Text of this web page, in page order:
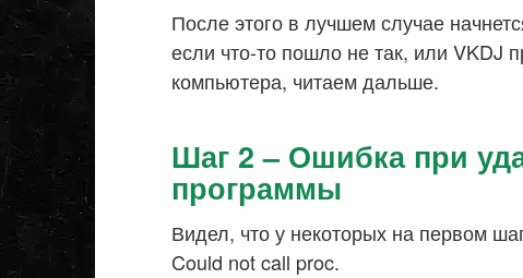
После этого в лучшем случае
если что-то пошло не так, или VKDJ
компьютера, читаем дальше.
Шаг 2 – Ошибка при
программы
Видел, что у некоторых на первом
Could not call proc.